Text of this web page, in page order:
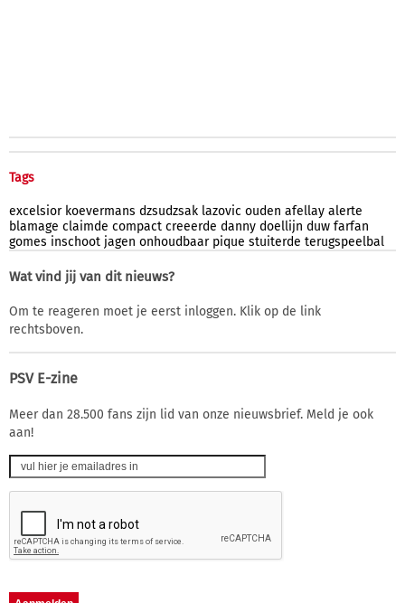
Tags
excelsior koevermans dzsudzsak lazovic ouden afellay alerte
blamage claimde compact creeerde danny doellijn duw farfan
gomes inschoot jagen onhoudbaar pique stuiterde terugspeelbal
Wat vind jij van dit nieuws?
Om te reageren moet je eerst inloggen. Klik op de link
rechtsboven.
PSV E-zine
Meer dan 28.500 fans zijn lid van onze nieuwsbrief. Meld je ook
aan!